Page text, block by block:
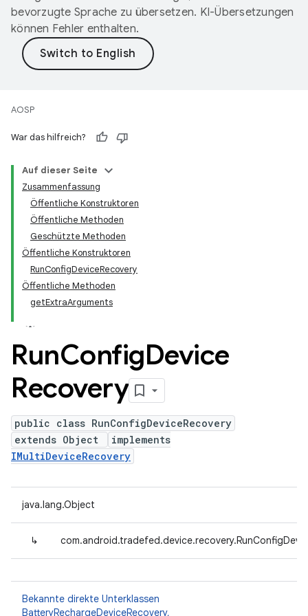
bevorzugte Sprache zu übersetzen. KI-Übersetzungen
können Fehler enthalten.
AOSP
War das hilfreich?
Auf dieser Seite
Zusammenfassung
Öffentliche Konstruktoren
Öffentliche Methoden
Geschützte Methoden
Öffentliche Konstruktoren
RunConfigDeviceRecovery
Öffentliche Methoden
getExtraArguments
RunConfigDevice
Recovery
public class RunConfigDeviceRecovery
extends Object
implements
IMultiDeviceRecovery
java.lang.Object
↳
Bekannte direkte Unterklassen
BatteryRechargeDeviceRecovery,